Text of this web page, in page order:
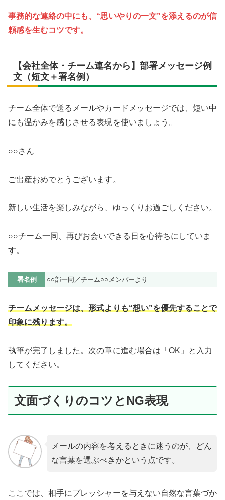
事務的な連絡の中にも、“思いやりの一文”を添えるのが信
頼感を生むコツです。
【会社全体・チーム連名から】部署メッセージ例
文（短文＋署名例）
チーム全体で送るメールやカードメッセージでは、短い中
にも温かみを感じさせる表現を使いましょう。
○○さん
ご出産おめでとうございます。
新しい生活を楽しみながら、ゆっくりお過ごしください。
○○チーム一同、再びお会いできる日を心待ちにしていま
す。
署名例 ○○部一同／チーム○○メンバーより
チームメッセージは、形式よりも“想い”を優先することで
印象に残ります。
執筆が完了しました。次の章に進む場合は「OK」と入力
してください。
文面づくりのコツとNG表現
メールの内容を考えるときに迷うのが、どん
な言葉を選ぶべきかという点です。
ここでは、相手にプレッシャーを与えない自然な言葉づか